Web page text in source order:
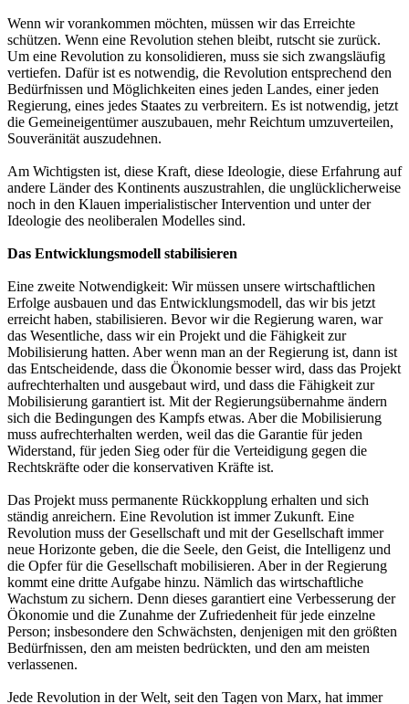
Wenn wir vorankommen möchten, müssen wir das Erreichte
schützen. Wenn eine Revolution stehen bleibt, rutscht sie zurück.
Um eine Revolution zu konsolidieren, muss sie sich zwangsläufig
vertiefen. Dafür ist es notwendig, die Revolution entsprechend den
Bedürfnissen und Möglichkeiten eines jeden Landes, einer jeden
Regierung, eines jedes Staates zu verbreitern. Es ist notwendig, jetzt
die Gemeineigentümer auszubauen, mehr Reichtum umzuverteilen,
Souveränität auszudehnen.
Am Wichtigsten ist, diese Kraft, diese Ideologie, diese Erfahrung auf
andere Länder des Kontinents auszustrahlen, die unglücklicherweise
noch in den Klauen imperialistischer Intervention und unter der
Ideologie des neoliberalen Modelles sind.
Das Entwicklungsmodell stabilisieren
Eine zweite Notwendigkeit: Wir müssen unsere wirtschaftlichen
Erfolge ausbauen und das Entwicklungsmodell, das wir bis jetzt
erreicht haben, stabilisieren. Bevor wir die Regierung waren, war
das Wesentliche, dass wir ein Projekt und die Fähigkeit zur
Mobilisierung hatten. Aber wenn man an der Regierung ist, dann ist
das Entscheidende, dass die Ökonomie besser wird, dass das Projekt
aufrechterhalten und ausgebaut wird, und dass die Fähigkeit zur
Mobilisierung garantiert ist. Mit der Regierungsübernahme ändern
sich die Bedingungen des Kampfs etwas. Aber die Mobilisierung
muss aufrechterhalten werden, weil das die Garantie für jeden
Widerstand, für jeden Sieg oder für die Verteidigung gegen die
Rechtskräfte oder die konservativen Kräfte ist.
Das Projekt muss permanente Rückkopplung erhalten und sich
ständig anreichern. Eine Revolution ist immer Zukunft. Eine
Revolution muss der Gesellschaft und mit der Gesellschaft immer
neue Horizonte geben, die die Seele, den Geist, die Intelligenz und
die Opfer für die Gesellschaft mobilisieren. Aber in der Regierung
kommt eine dritte Aufgabe hinzu. Nämlich das wirtschaftliche
Wachstum zu sichern. Denn dieses garantiert eine Verbesserung der
Ökonomie und die Zunahme der Zufriedenheit für jede einzelne
Person; insbesondere den Schwächsten, denjenigen mit den größten
Bedürfnissen, den am meisten bedrückten, und den am meisten
verlassenen.
Jede Revolution in der Welt, seit den Tagen von Marx, hat immer